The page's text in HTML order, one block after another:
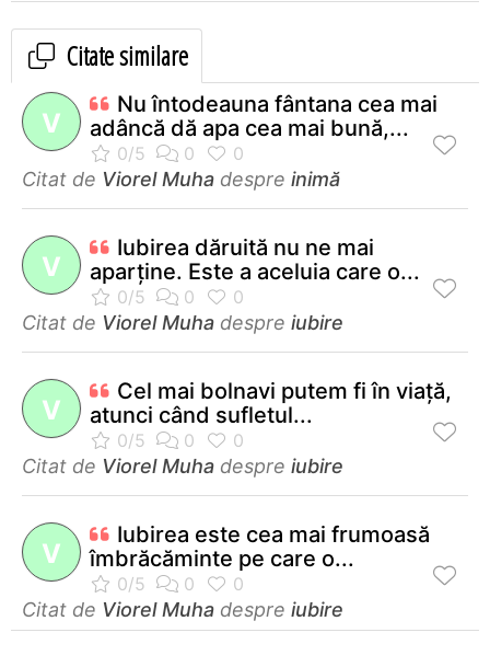
Citate similare
V
Nu întodeauna fântana cea mai
adâncă dă apa cea mai bună,...
Citat de Viorel Muha despre inimă
V
Iubirea dăruită nu ne mai
aparţine. Este a aceluia care o...
Citat de Viorel Muha despre iubire
V
Cel mai bolnavi putem fi în viaţă,
atunci când sufletul...
Citat de Viorel Muha despre iubire
V
Iubirea este cea mai frumoasă
îmbrăcăminte pe care o...
Citat de Viorel Muha despre iubire